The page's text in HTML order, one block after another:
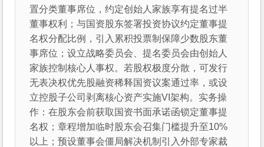
置分类董事席位，约定创始人家族享有提名过半
董事权利；与国资股东签署投资协议约定董事提
名权分配比例，引入累积投票制保障少数股东董
事席位；设立战略委员会、提名委员会由创始人
家族控制核心人事权。若股权极度分散，可发行
无表决权优先股融资稀释国资议案通过率，或设
立控股子公司剥离核心资产实施VI架构。实务操
作：在股东会前获取国资书面承诺函锁定董事提
名权；章程增加临时股东会召集门槛提升至10%
以上；预设董事会僵局解决机制引入外部专家裁